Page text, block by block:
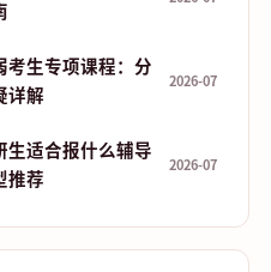
考生专项课程：分
详解
2026-07
生适合报什么辅导
推荐
2026-07